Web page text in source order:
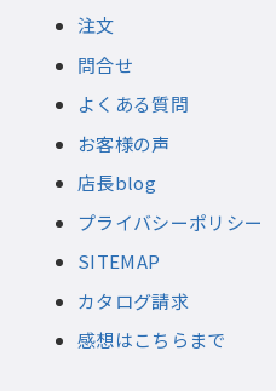
注文
問合せ
よくある質問
お客様の声
店長blog
プライバシーポリシー
SITEMAP
カタログ請求
感想はこちらまで